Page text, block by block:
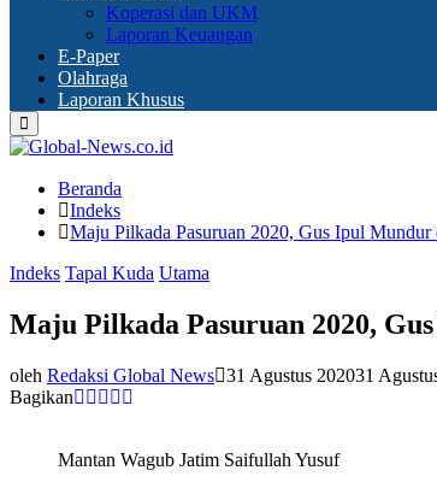
Koperasi dan UKM
Laporan Keuangan
E-Paper
Olahraga
Laporan Khusus
Primary
Menu
Beranda
Indeks
Maju Pilkada Pasuruan 2020, Gus Ipul
Indeks Tapal Kuda Utama
Maju Pilkada Pasuruan 2020,
oleh Redaksi Global News 31 Agustus 202031
Bagikan
Mantan Wagub Jatim Saifullah Yusuf